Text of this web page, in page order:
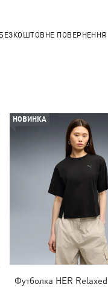
БЕЗКОШТОВНЕ ПОВЕРНЕННЯ
НОВИНКА
Футболка HER